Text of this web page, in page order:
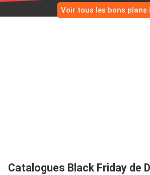
Voir tous les bons plans
Catalogues Black Friday de